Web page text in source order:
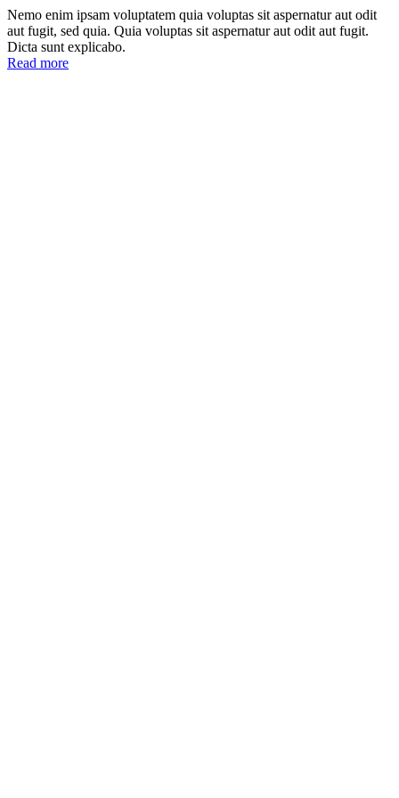
Nemo enim ipsam voluptatem quia voluptas sit aspernatur aut odit
aut fugit, sed quia. Quia voluptas sit aspernatur aut odit aut fugit.
Dicta sunt explicabo.
Read more